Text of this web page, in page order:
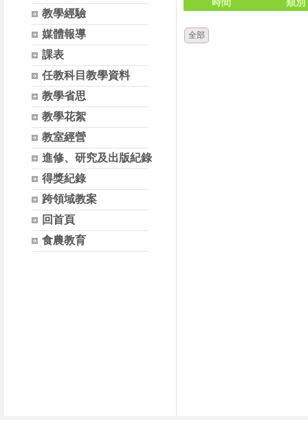
教學經驗
媒體報導
課表
任教科目教學資料
教學省思
教學花絮
教室經營
進修、研究及出版紀錄
得獎紀錄
跨領域教案
回首頁
食農教育
全部